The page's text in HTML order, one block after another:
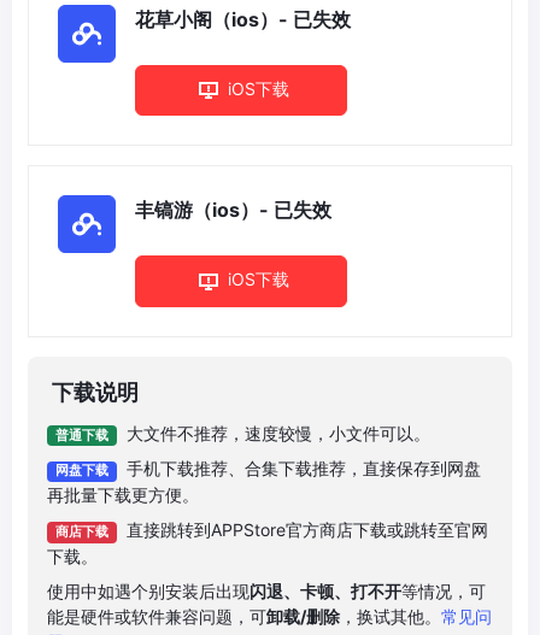
花草小阁（ios）- 已失效
iOS下载
丰镐游（ios）- 已失效
iOS下载
下载说明
普通下载 大文件不推荐，速度较慢，小文件可以。
网盘下载
手机下载推荐、合集下载推荐，直接保存到网盘
再批量下载更方便。
商店下载
直接跳转到APPStore官方商店下载或跳转至官网
下载。
使用中如遇个别安装后出现闪退、卡顿、打不开等情况，可
能是硬件或软件兼容问题，可卸载/删除 ，换试其他。 常见问